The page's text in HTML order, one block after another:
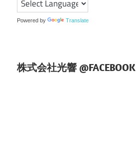
ン
Powered by Translate
株式会社光響 @FACEBOOK